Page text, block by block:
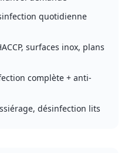
quotidienne
surfaces inox, plans
complète + anti-
désinfection lits